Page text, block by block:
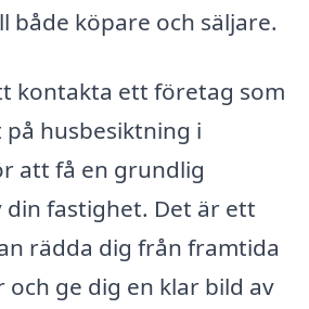
både köpare och säljare.
kontakta ett företag som
husbesiktning i
att få en grundlig
din fastighet. Det är ett
rädda dig från framtida
ge dig en klar bild av